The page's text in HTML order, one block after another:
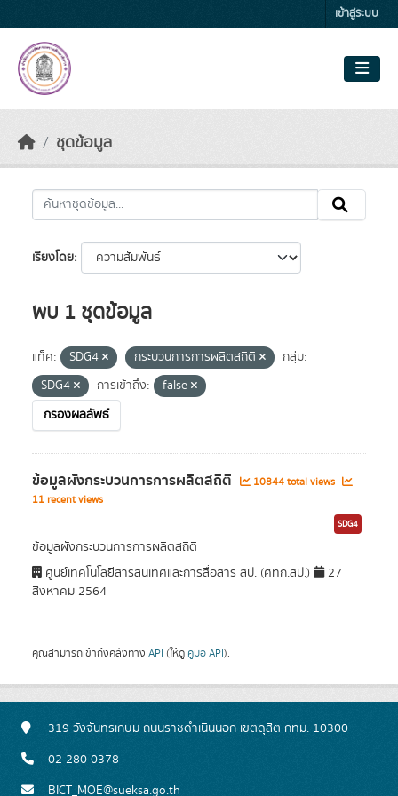
เข้าสู่ระบบ
ชุดข้อมูล
เรียงโดย
พบ 1 ชุดข้อมูล
แท็ค: SDG4 กระบวนการการผลิตสถิติ
กลุ่ม:
SDG4
การเข้าถึง:
false
กรองผลลัพธ์
ข้อมูลผังกระบวนการการผลิตสถิติ
10844 total views
11 recent views
SDG4
ข้อมูลผังกระบวนการการผลิตสถิติ
ศูนย์เทคโนโลยีสารสนเทศและการสื่อสาร สป. (ศทก.สป.)
27
สิงหาคม 2564
คุณสามารถเข้าถึงคลังทาง API (ให้ดู คู่มือ API).
319 วังจันทรเกษม ถนนราชดำเนินนอก เขตดุสิต กทม. 10300
02 280 0378
BICT_MOE@sueksa.go.th